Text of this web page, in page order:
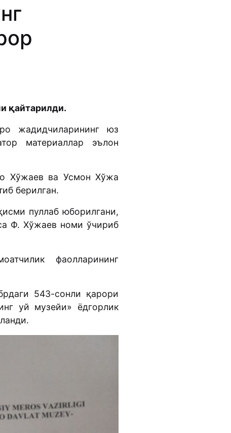
қайтарилди.
жадидчиларининг юз
материаллар эълон
Хўжаев ва Усмон Хўжа
берилган.
пуллаб юборилгани,
Ф. Хўжаев номи ўчириб
фаолларининг
543-сонли қарори
уй музейи» ёдгорлик